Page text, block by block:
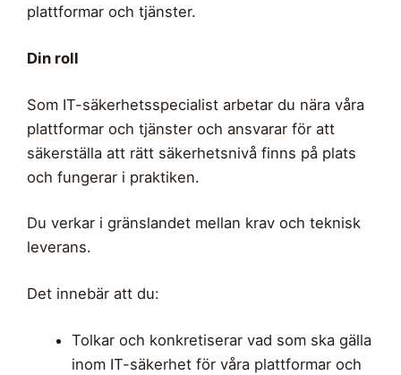
plattformar och tjänster.
Din roll
Som IT-säkerhetsspecialist arbetar du nära våra
plattformar och tjänster och ansvarar för att
säkerställa att rätt säkerhetsnivå finns på plats
och fungerar i praktiken.
Du verkar i gränslandet mellan krav och teknisk
leverans.
Det innebär att du:
Tolkar och konkretiserar vad som ska gälla
inom IT-säkerhet för våra plattformar och